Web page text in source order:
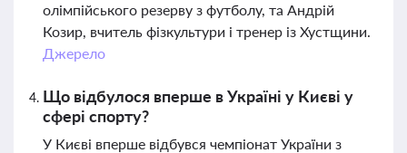
олімпійського резерву з футболу, та Андрій
Козир, вчитель фізкультури і тренер із Хустщини.
Джерело
Що відбулося вперше в Україні у Києві у
сфері спорту?
У Києві вперше відбувся чемпіонат України з